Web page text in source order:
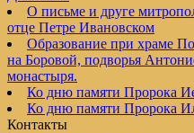
О письме и друге
отце Петре Ивановском
Образование при храме
на Боровой, подворья
монастыря.
Ко дню памяти Пророка
Ко дню памяти Пророка
Контакты